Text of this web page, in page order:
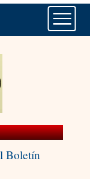
Boletín